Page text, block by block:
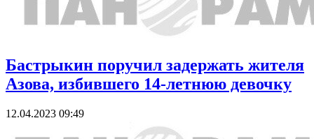
Бастрыкин поручил задержать жителя
Азова, избившего 14-летнюю девочку
12.04.2023 09:49